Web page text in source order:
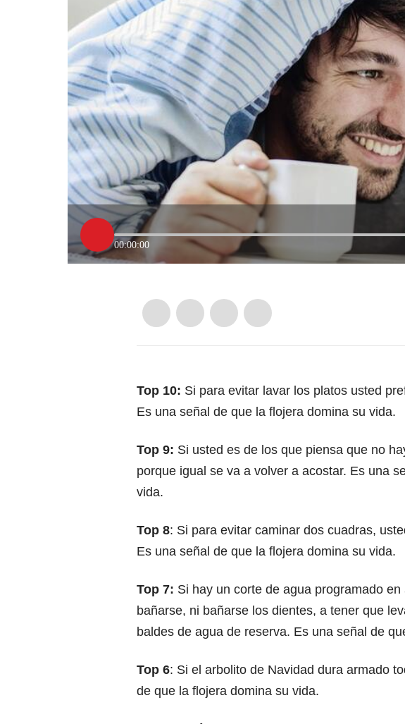
00:00:00
Top 10: Si para evitar lavar los platos usted
Es una señal de que la flojera domina su vida.
Top 9: Si usted es de los que piensa que no
porque igual se va a volver a acostar. Es una
vida.
Top 8: Si para evitar caminar dos cuadras,
Es una señal de que la flojera domina su vida.
Top 7: Si hay un corte de agua programado
bañarse, ni bañarse los dientes, a tener que
baldes de agua de reserva. Es una señal de
Top 6: Si el arbolito de Navidad dura armado
de que la flojera domina su vida.